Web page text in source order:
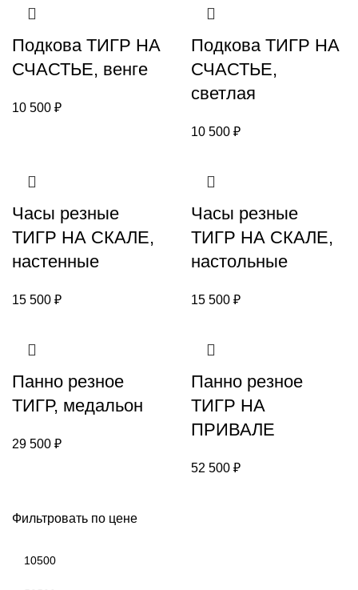
Фильтровать по цене
Подкова ТИГР НА
СЧАСТЬЕ, венге
10 500 ₽
Подкова ТИГР НА
СЧАСТЬЕ,
светлая
10 500 ₽
Часы резные
ТИГР НА СКАЛЕ,
настенные
15 500 ₽
Часы резные
ТИГР НА СКАЛЕ,
настольные
15 500 ₽
Панно резное
ТИГР, медальон
29 500 ₽
Панно резное
ТИГР НА
ПРИВАЛЕ
52 500 ₽